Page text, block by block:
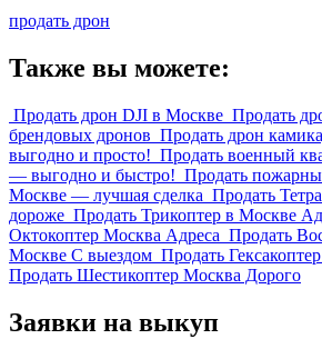
продать дрон
Также вы можете:
Продать дрон DJI в Москве Продать
брендовых дронов Продать дрон
выгодно и просто! Продать военный
— выгодно и быстро! Продать
Москве — лучшая сделка Продать
дороже Продать Трикоптер в Москве
Октокоптер Москва Адреса Продать
Москве С выездом Продать
Продать Шестикоптер Москва Дорого
Заявки на выкуп